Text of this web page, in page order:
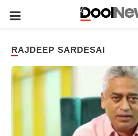
RAJDEEP SARDESAI